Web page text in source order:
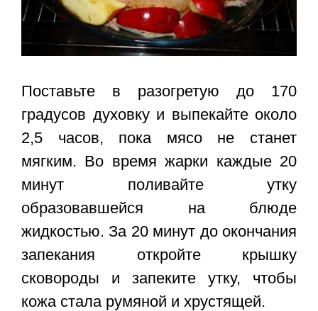
Поставьте в разогретую до 170
градусов духовку и выпекайте около
2,5 часов, пока мясо не станет
мягким. Во время жарки каждые 20
минут поливайте утку
образовавшейся на блюде
жидкостью. За 20 минут до окончания
запекания откройте крышку
сковороды и запеките утку, чтобы
кожа стала румяной и хрустящей.